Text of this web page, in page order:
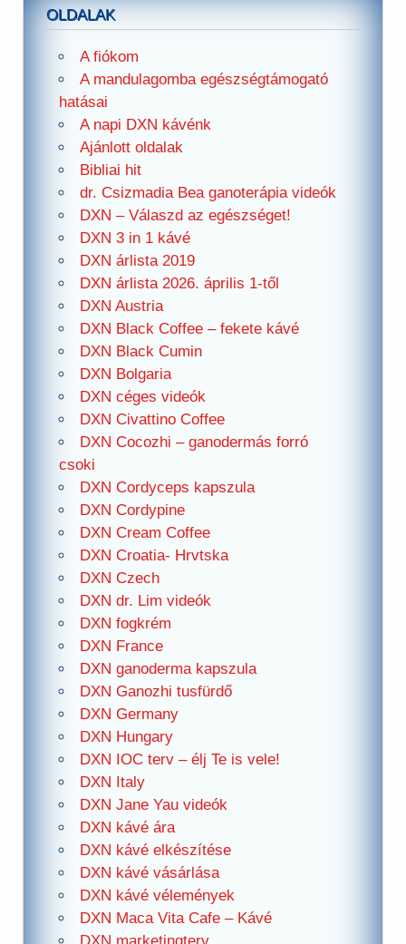
OLDALAK
A fiókom
A mandulagomba egészségtámogató
hatásai
A napi DXN kávénk
Ajánlott oldalak
Bibliai hit
dr. Csizmadia Bea ganoterápia videók
DXN – Válaszd az egészséget!
DXN 3 in 1 kávé
DXN árlista 2019
DXN árlista 2026. április 1-től
DXN Austria
DXN Black Coffee – fekete kávé
DXN Black Cumin
DXN Bolgaria
DXN céges videók
DXN Civattino Coffee
DXN Cocozhi – ganodermás forró
csoki
DXN Cordyceps kapszula
DXN Cordypine
DXN Cream Coffee
DXN Croatia- Hrvtska
DXN Czech
DXN dr. Lim videók
DXN fogkrém
DXN France
DXN ganoderma kapszula
DXN Ganozhi tusfürdő
DXN Germany
DXN Hungary
DXN IOC terv – élj Te is vele!
DXN Italy
DXN Jane Yau videók
DXN kávé ára
DXN kávé elkészítése
DXN kávé vásárlása
DXN kávé vélemények
DXN Maca Vita Cafe – Kávé